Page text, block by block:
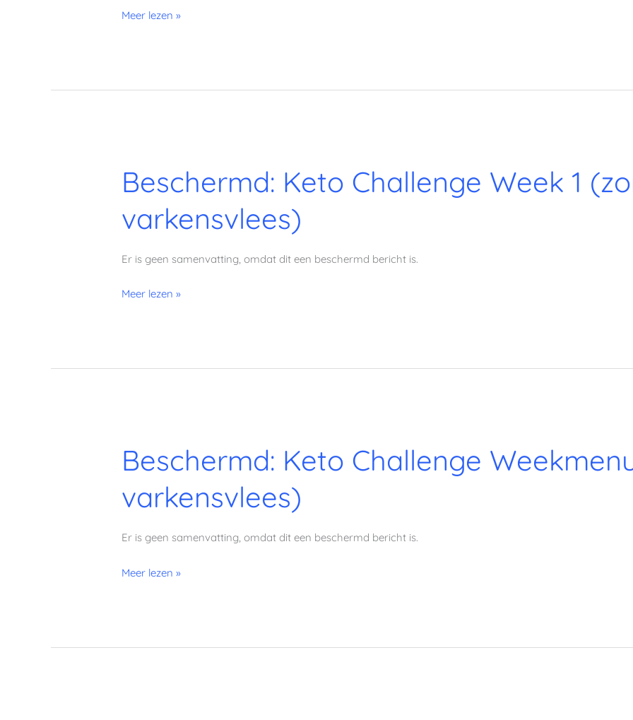
Meer lezen »
Beschermd: Keto Challenge Week 1
varkensvlees)
Er is geen samenvatting, omdat dit een beschermd bericht is.
Keto
Challenge
Week
Meer lezen »
Beschermd: Keto Challenge
varkensvlees)
Er is geen samenvatting, omdat dit een beschermd bericht is.
Keto
Challenge
Weekmenu
Meer lezen »